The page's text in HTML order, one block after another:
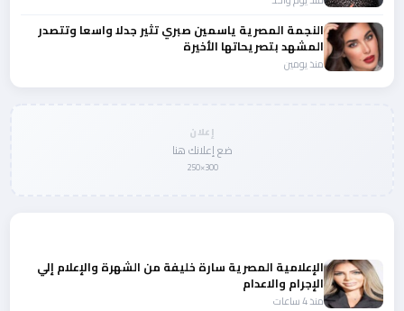
النجمة المصرية ياسمين صبري تثير جدلا واسعا وتتصدر
المشهد بتصريحاتها الأخيرة
منذ يومين
إعلان
ضع إعلانك هنا
300×250
الإعلامية المصرية سارة خليفة من الشهرة والإعلام إلي
الإجرام والاعدام
منذ 4 ساعات